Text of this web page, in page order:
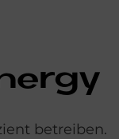
betreiben.